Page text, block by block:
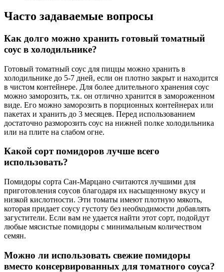
Часто задаваемые вопросы
Как долго можно хранить готовый томатный
соус в холодильнике?
Готовый томатный соус для пиццы можно хранить в
холодильнике до 5-7 дней, если он плотно закрыт и находится
в чистом контейнере. Для более длительного хранения соус
можно заморозить, т.к. он отлично хранится в замороженном
виде. Его можно заморозить в порционных контейнерах или
пакетах и хранить до 3 месяцев. Перед использованием
достаточно разморозить соус на нижней полке холодильника
или на плите на слабом огне.
Какой сорт помидоров лучше всего
использовать?
Помидоры сорта Сан-Марцано считаются лучшими для
приготовления соусов благодаря их насыщенному вкусу и
низкой кислотности. Эти томаты имеют плотную мякоть,
которая придает соусу густоту без необходимости добавлять
загустители. Если вам не удается найти этот сорт, подойдут
любые мясистые помидоры с минимальным количеством
семян.
Можно ли использовать свежие помидоры
вместо консервированных для томатного соуса?